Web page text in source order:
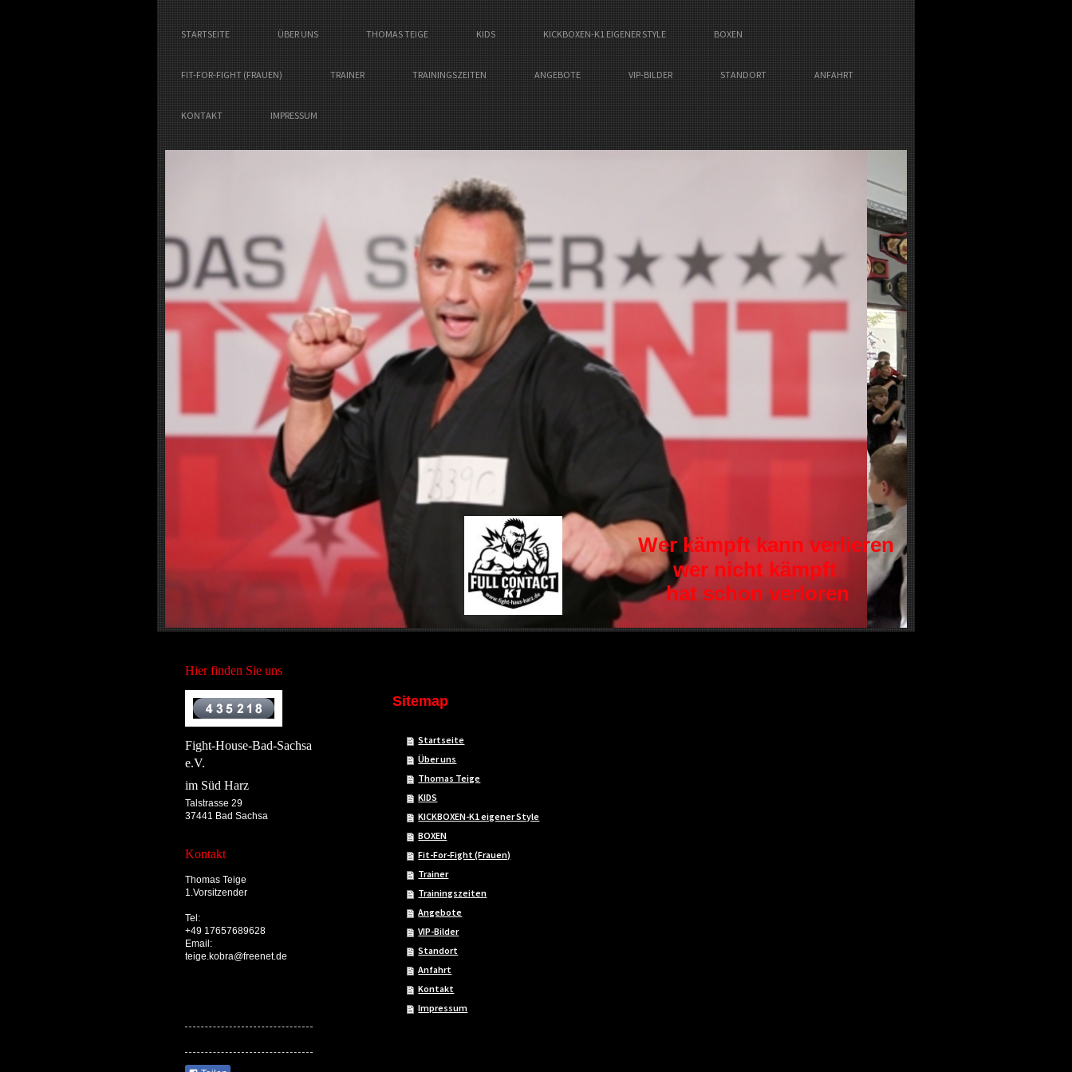
STARTSEITE ÜBER UNS THOMAS TEIGE KIDS KICKBOXEN-K1 EIGENER STYLE BOXEN
FIT-FOR-FIGHT (FRAUEN) TRAINER TRAININGSZEITEN ANGEBOTE VIP-BILDER STANDORT ANFAHRT
KONTAKT IMPRESSUM
Wer kämpft kann verlieren
wer nicht kämpft
hat schon verloren
Hier finden Sie uns
Fight-House-Bad-Sachsa
e.V.
im Süd Harz
Talstrasse 29
37441 Bad Sachsa
Kontakt
Thomas Teige
1.Vorsitzender
Tel:
+49 17657689628
Email:
teige.kobra@freenet.de
Sitemap
Startseite
Über uns
Thomas Teige
KIDS
KICKBOXEN-K1 eigener Style
BOXEN
Fit-For-Fight (Frauen)
Trainer
Trainingszeiten
Angebote
VIP-Bilder
Standort
Anfahrt
Kontakt
Impressum